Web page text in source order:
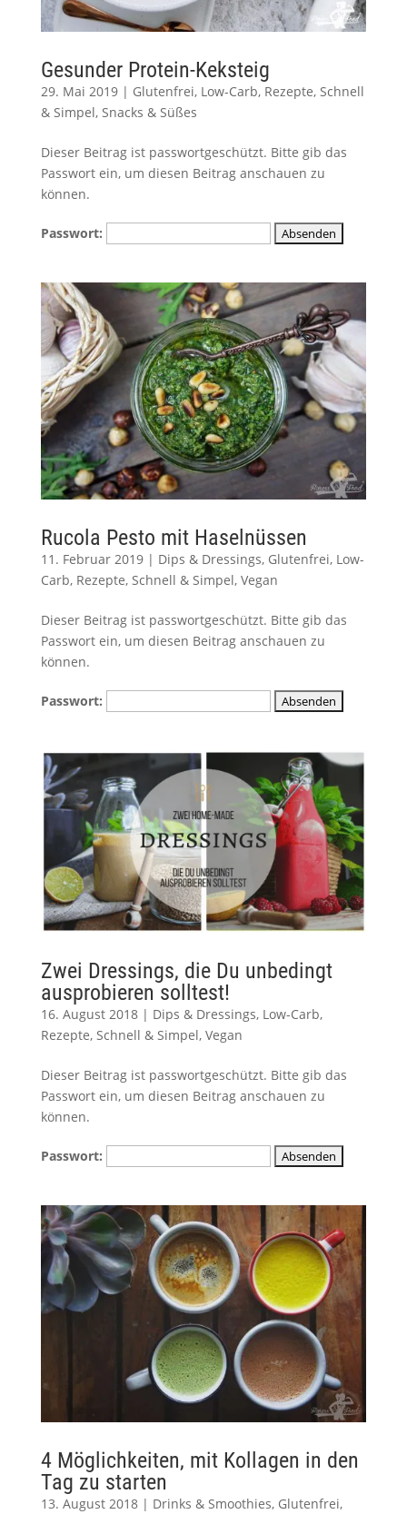
Gesunder Protein-Keksteig
29. Mai 2019| Glutenfrei, Low-Carb, Rezepte, Schnell
& Simpel, Snacks & Süßes
Dieser Beitrag ist passwortgeschützt. Bitte gib das
Passwort ein, um diesen Beitrag anschauen zu
können.
Passwort:
Rucola Pesto mit Haselnüssen
11. Februar 2019| Dips & Dressings, Glutenfrei, Low-
Carb, Rezepte, Schnell & Simpel, Vegan
Dieser Beitrag ist passwortgeschützt. Bitte gib das
Passwort ein, um diesen Beitrag anschauen zu
können.
Passwort:
Zwei Dressings, die Du unbedingt
ausprobieren solltest!
16. August 2018| Dips & Dressings, Low-Carb,
Rezepte, Schnell & Simpel, Vegan
Dieser Beitrag ist passwortgeschützt. Bitte gib das
Passwort ein, um diesen Beitrag anschauen zu
können.
Passwort:
4 Möglichkeiten, mit Kollagen in den
Tag zu starten
13. August 2018| Drinks & Smoothies, Glutenfrei,